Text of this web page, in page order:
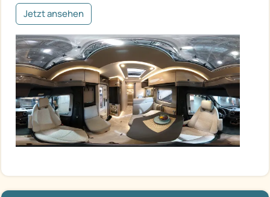
Jetzt ansehen